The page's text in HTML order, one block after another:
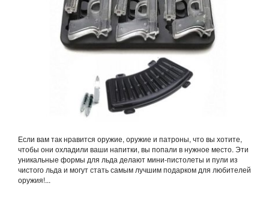
Если вам так нравится оружие, оружие и патроны, что вы хотите,
чтобы они охладили ваши напитки, вы попали в нужное место. Эти
уникальные формы для льда делают мини-пистолеты и пули из
чистого льда и могут стать самым лучшим подарком для любителей
оружия!...